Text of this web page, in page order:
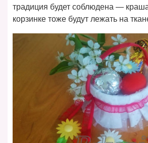
традиция будет соблюдена —
корзинке тоже будут лежать на